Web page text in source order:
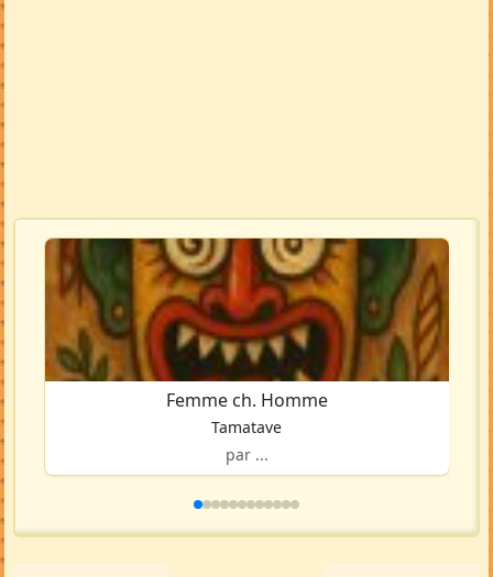
Femme ch. Homme
Tamatave
par ...